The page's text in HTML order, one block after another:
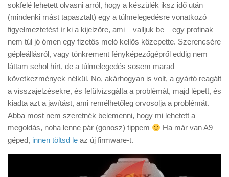
Tanácsok
Érdekességek
Helyszíni Riport
E-BB
sokfelé lehetett olvasni arról, hogy a készülék iksz idő után
(mindenki mást tapasztalt) egy a túlmelegedésre vonatkozó
figyelmeztetést ír ki a kijelzőre, ami – valljuk be – egy profinak
nem túl jó ómen egy fizetős meló kellős közepette. Szerencsére
gépleállásról, vagy tönkrement fényképezőgépről eddig nem
láttam sehol hírt, de a túlmelegedés sosem marad
következmények nélkül. No, akárhogyan is volt, a gyártó reagált
a visszajelzésekre, és felülvizsgálta a problémát, majd lépett, és
kiadta azt a javítást, ami remélhetőleg orvosolja a problémát.
Abba most nem szeretnék belemenni, hogy mi lehetett a
megoldás, noha lenne pár (gonosz) tippem
Ha már van A9
géped, innen töltsd le az új firmware-t.